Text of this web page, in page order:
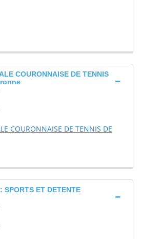
COURONNAISE DE TENNIS
COURONNAISE DE TENNIS DE
SPORTS ET DETENTE